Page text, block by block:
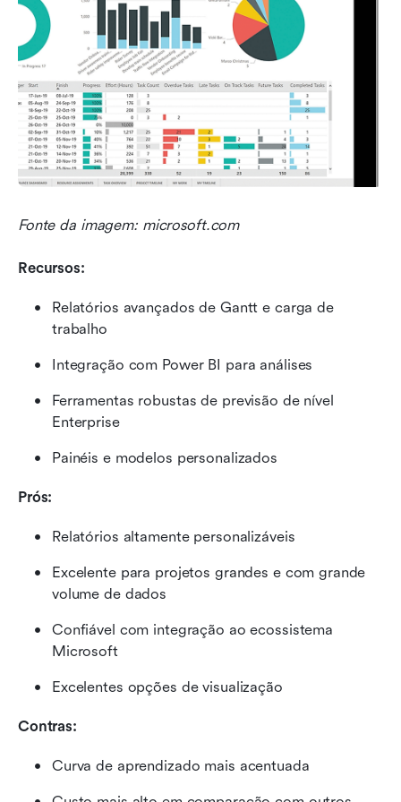
Fonte da imagem: microsoft.com
Recursos:
Relatórios avançados de Gantt e carga de
trabalho
Integração com Power BI para análises
Ferramentas robustas de previsão de nível
Enterprise
Painéis e modelos personalizados
Prós:
Relatórios altamente personalizáveis
Excelente para projetos grandes e com grande
volume de dados
Confiável com integração ao ecossistema
Microsoft
Excelentes opções de visualização
Contras:
Curva de aprendizado mais acentuada